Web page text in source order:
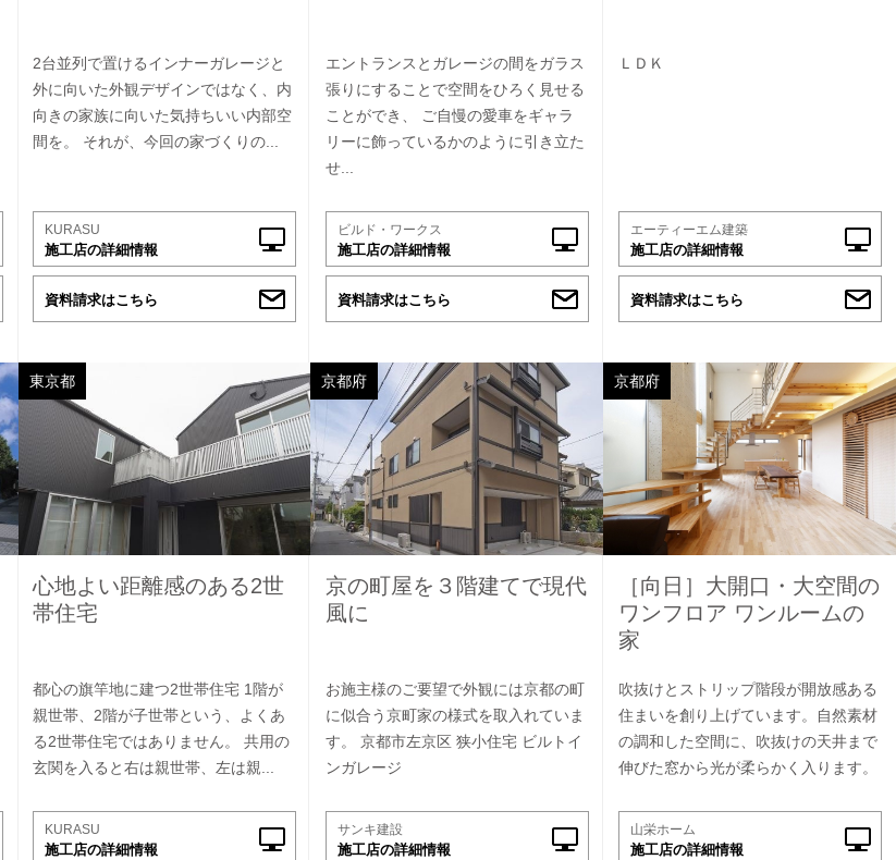
2台並列で置けるインナーガレージと
外に向いた外観デザインではなく、内
向きの家族に向いた気持ちいい内部空
間を。 それが、今回の家づくりの...
KURASU
施工店の詳細情報
資料請求はこちら
エントランスとガレージの間をガラス
張りにすることで空間をひろく見せる
ことができ、 ご自慢の愛車をギャラ
リーに飾っているかのように引き立た
せ...
ビルド・ワークス
施工店の詳細情報
資料請求はこちら
ＬＤＫ
エーティーエム建築
施工店の詳細情報
資料請求はこちら
東京都
心地よい距離感のある2世
帯住宅
都心の旗竿地に建つ2世帯住宅 1階が
親世帯、2階が子世帯という、よくあ
る2世帯住宅ではありません。 共用の
玄関を入ると右は親世帯、左は親...
KURASU
施工店の詳細情報
京都府
京の町屋を３階建てで現代
風に
お施主様のご要望で外観には京都の町
に似合う京町家の様式を取入れていま
す。 京都市左京区 狭小住宅 ビルトイ
ンガレージ
サンキ建設
施工店の詳細情報
京都府
［向日］大開口・大空間の
ワンフロア ワンルームの
家
吹抜けとストリップ階段が開放感ある
住まいを創り上げています。自然素材
の調和した空間に、吹抜けの天井まで
伸びた窓から光が柔らかく入ります。
山栄ホーム
施工店の詳細情報